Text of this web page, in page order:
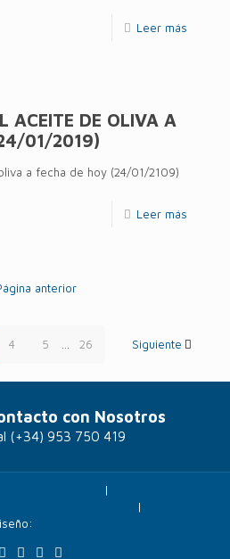
Leer más
ACEITE DE OLIVA A
01/2019)
a fecha de hoy (24/01/2109)
Leer más
anterior
4 5 26 Siguiente
con Nosotros
(+34) 953 750 419
|
|